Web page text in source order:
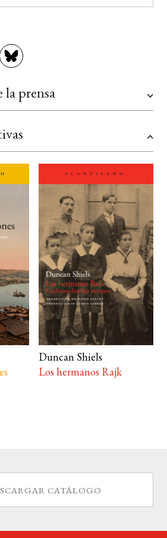
la prensa
Duncan Shiels
Los hermanos Rajk
CATÁLOGO